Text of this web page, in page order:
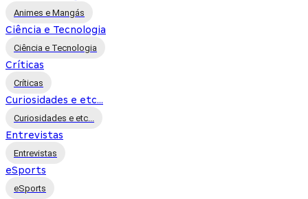
Animes e Mangás
Ciência e Tecnologia
Ciência e Tecnologia
Críticas
Críticas
Curiosidades e etc...
Curiosidades e etc...
Entrevistas
Entrevistas
eSports
eSports